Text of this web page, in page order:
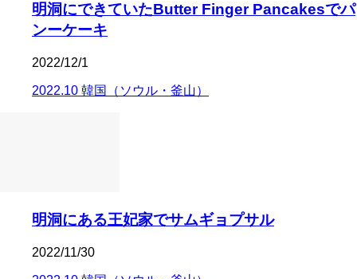
明洞にできていたButter Finger Pancakesでパ
ンーケーキ
2022/12/1
2022.10 韓国（ソウル・釜山）
明洞にある王妃家でサムギョプサル
2022/11/30